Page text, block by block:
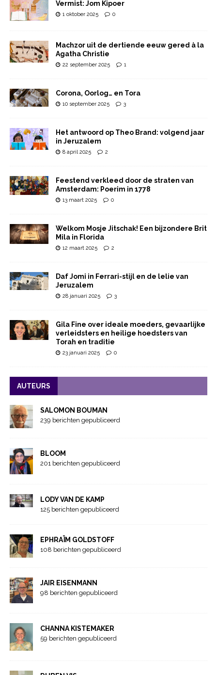
Vermist: Jom Kipoer
1 oktober 2025 0
Machzor uit de dertiende eeuw gered à la
Agatha Christie
22 september 2025 1
Corona, Oorlog… en Tora
10 september 2025 3
Het antwoord op Theo Brand: volgend jaar
in Jeruzalem
8 april 2025 2
Feestend verkleed door de straten van
Amsterdam: Poerim in 1778
13 maart 2025 0
Welkom Mosje Jitschak! Een bijzondere Brit
Mila in Florida
12 maart 2025 2
Daf Jomi in Ferrari-stijl en de lelie van
Jeruzalem
28 januari 2025 3
Gila Fine over ideale moeders, gevaarlijke
verleidsters en heilige hoedsters van
Torah en traditie
23 januari 2025 0
AUTEURS
SALOMON BOUMAN
239 berichten gepubliceerd
BLOOM
201 berichten gepubliceerd
LODY VAN DE KAMP
125 berichten gepubliceerd
EPHRAÏM GOLDSTOFF
108 berichten gepubliceerd
JAIR EISENMANN
98 berichten gepubliceerd
CHANNA KISTEMAKER
59 berichten gepubliceerd